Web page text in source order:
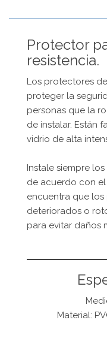
Protector
resistencia.
Los protectores
proteger la
personas que la
de instalar. Están
vidrio de alta
Instale siempre
de acuerdo con el
encuentra que
deteriorados o
para evitar daños
Material: